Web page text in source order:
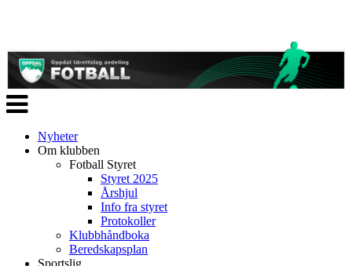
Veksle
navigasjon
Nyheter
Om klubben
Fotball Styret
Styret 2025
Årshjul
Info fra styret
Protokoller
Klubbhåndboka
Beredskapsplan